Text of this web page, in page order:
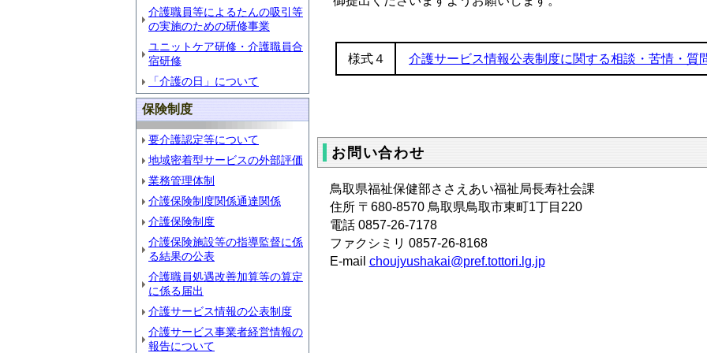
介護職員等によるたんの吸引等
の実施のための研修事業
ユニットケア研修・介護職員合
宿研修
「介護の日」について
保険制度
要介護認定等について
地域密着型サービスの外部評価
業務管理体制
介護保険制度関係通達関係
介護保険制度
介護保険施設等の指導監督に係
る結果の公表
介護職員処遇改善加算等の算定
に係る届出
介護サービス情報の公表制度
介護サービス事業者経営情報の
報告について
様式４ 介護サービス情報公表制度に関する相談・苦情・質
お問い合わせ
鳥取県福祉保健部ささえあい福祉局長寿社会課
住所 〒680-8570 鳥取県鳥取市東町1丁目220
電話 0857-26-7178
ファクシミリ 0857-26-8168
E-mail choujyushakai@pref.tottori.lg.jp